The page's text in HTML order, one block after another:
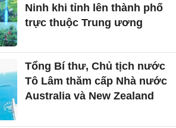
Ninh khi tỉnh lên thành phố
trực thuộc Trung ương
Tổng Bí thư, Chủ tịch nước
Tô Lâm thăm cấp Nhà nước
Australia và New Zealand